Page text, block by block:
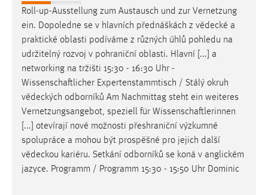
Roll-up-Ausstellung zum Austausch und zur Vernetzung
ein. Dopoledne se v hlavních přednáškách z vědecké a
praktické oblasti podíváme z různých úhlů pohledu na
udržitelný rozvoj v pohraniční oblasti. Hlavní [...] a
networking na tržišti 15:30 - 16:30 Uhr -
Wissenschaftlicher Expertenstammtisch / Stálý okruh
vědeckých odborníků Am Nachmittag steht ein weiteres
Vernetzungsangebot, speziell für Wissenschaftlerinnen
[...] otevírají nové možnosti přeshraniční výzkumné
spolupráce a mohou být prospěšné pro jejich další
vědeckou kariéru. Setkání odborníků se koná v anglickém
jazyce. Programm / Programm 15:30 - 15:50 Uhr Dominic
MARKETING
Marketing Cookies werden von Drittanbietern
verwendet, um personalisierte Werbung anzuzeigen.
Sie tun dies, indem sie Besucher über Websites
hinweg verfolgen.
Google Ads
Name:
_gcl_au
Anbieter:
Google Ireland Limited